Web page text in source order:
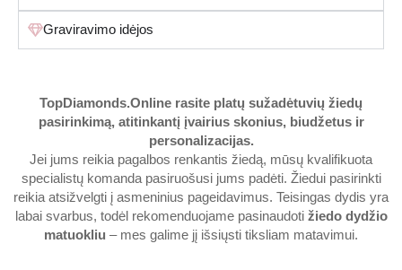
Graviravimo idėjos
TopDiamonds.Online rasite platų sužadėtuvių žiedų
pasirinkimą, atitinkantį įvairius skonius, biudžetus ir
personalizacijas.
Jei jums reikia pagalbos renkantis žiedą, mūsų kvalifikuota
specialistų komanda pasiruošusi jums padėti. Žiedui pasirinkti
reikia atsižvelgti į asmeninius pageidavimus. Teisingas dydis yra
labai svarbus, todėl rekomenduojame pasinaudoti žiedo dydžio
matuokliu – mes galime jį išsiųsti tiksliam matavimui.